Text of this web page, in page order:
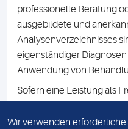
professionelle Beratung
ausgebildete und
Analysenverzeichnisses
eigenständiger
Anwendung von
Sofern eine Leistung als
Namen des Fremdlabors
Wir verwenden erforderliche